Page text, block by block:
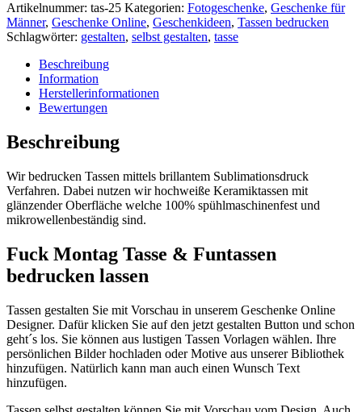
Artikelnummer: tas-25 Kategorien: Fotogeschenke, Geschenke für
Männer, Geschenke Online, Geschenkideen, Tassen bedrucken
Schlagwörter: gestalten, selbst gestalten, tasse
Beschreibung
Information
Herstellerinformationen
Bewertungen
Beschreibung
Wir bedrucken Tassen mittels brillantem Sublimationsdruck
Verfahren. Dabei nutzen wir hochweiße Keramiktassen mit
glänzender Oberfläche welche 100% spühlmaschinenfest und
mikrowellenbeständig sind.
Fuck Montag Tasse & Funtassen
bedrucken lassen
Tassen gestalten Sie mit Vorschau in unserem Geschenke Online
Designer. Dafür klicken Sie auf den jetzt gestalten Button und schon
geht´s los. Sie können aus lustigen Tassen Vorlagen wählen. Ihre
persönlichen Bilder hochladen oder Motive aus unserer Bibliothek
hinzufügen. Natürlich kann man auch einen Wunsch Text
hinzufügen.